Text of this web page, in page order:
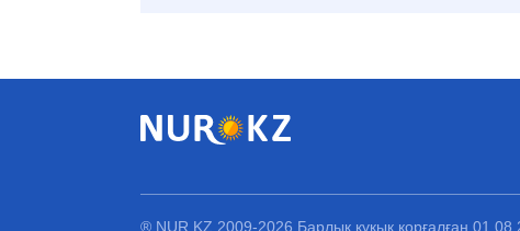
® NUR.KZ 2009-2026 Барлық құқық қорғалған